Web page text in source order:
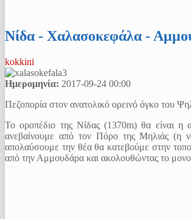
Νίδα - Χαλασοκεφάλα -
kokkini
Ημερομηνία: 2017-09-24 00:00
Πεζοπορία στον ανατολικό ορεινό όγκο του
Το οροπέδιο της Νίδας (1370m) θα είναι η
ανεβαίνουμε από τον Πόρο της Μηλιάς (η
απολαύσουμε την θέα θα κατεβούμε στην
από την Αμμουδάρα και ακολουθώντας το